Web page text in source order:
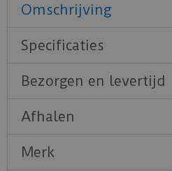
Omschrijving
Specificaties
Bezorgen en levertijd
Afhalen
Merk